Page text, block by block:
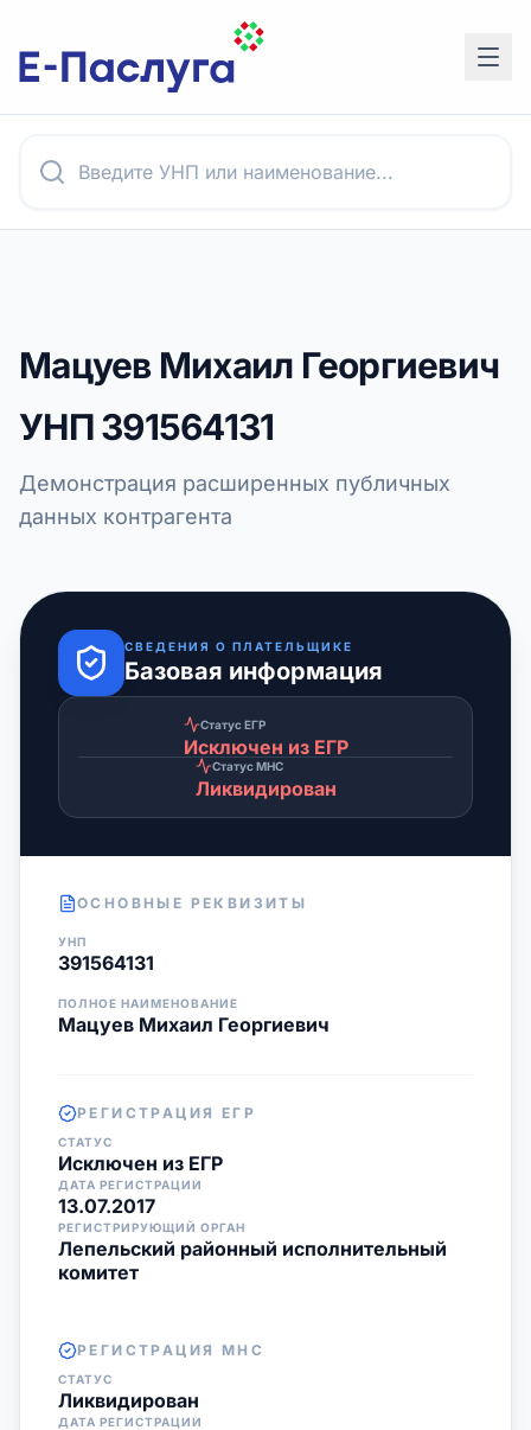
Мацуев Михаил Георгиевич
УНП391564131
Демонстрация расширенных публичных
данных контрагента
СВЕДЕНИЯ О ПЛАТЕЛЬЩИКЕ
Базовая информация
Статус ЕГР
Исключен из ЕГР
Статус МНС
Ликвидирован
ОСНОВНЫЕ РЕКВИЗИТЫ
УНП
391564131
ПОЛНОЕ НАИМЕНОВАНИЕ
Мацуев Михаил Георгиевич
РЕГИСТРАЦИЯ ЕГР
СТАТУС
Исключен из ЕГР
ДАТА РЕГИСТРАЦИИ
13.07.2017
РЕГИСТРИРУЮЩИЙ ОРГАН
Лепельский районный исполнительный
комитет
РЕГИСТРАЦИЯ МНС
СТАТУС
Ликвидирован
ДАТА РЕГИСТРАЦИИ